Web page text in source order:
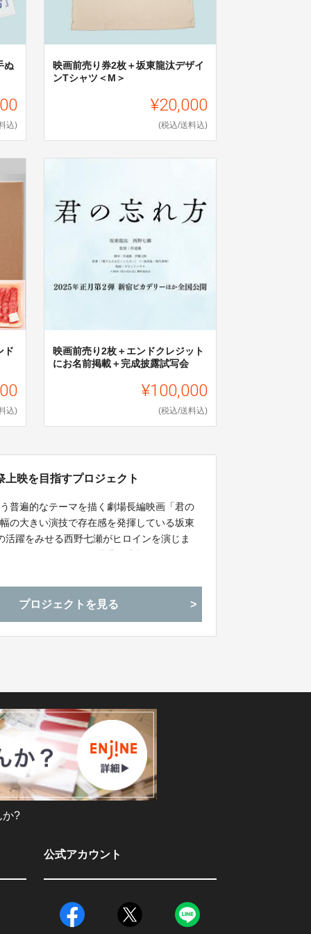
ぬ
込)
映画前売り券2枚＋坂東龍汰デザイ
ンTシャツ＜M＞
¥20,000
(税込/送料込)
ド
込)
映画前売り2枚＋エンドクレジット
にお名前掲載＋完成披露試写会
¥100,000
(税込/送料込)
映を目指すプロジェクト
普遍的なテーマを描く劇場長編映画「君の
の大きい演技で存在感を発揮している坂東
躍をみせる西野七瀬がヒロインを演じま
プロジェクトを見る
か?
公式アカウント